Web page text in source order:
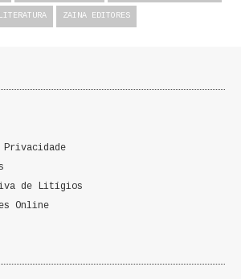
COSMOS
LITERATURA ZAINA EDITORES
de Litígios
Online